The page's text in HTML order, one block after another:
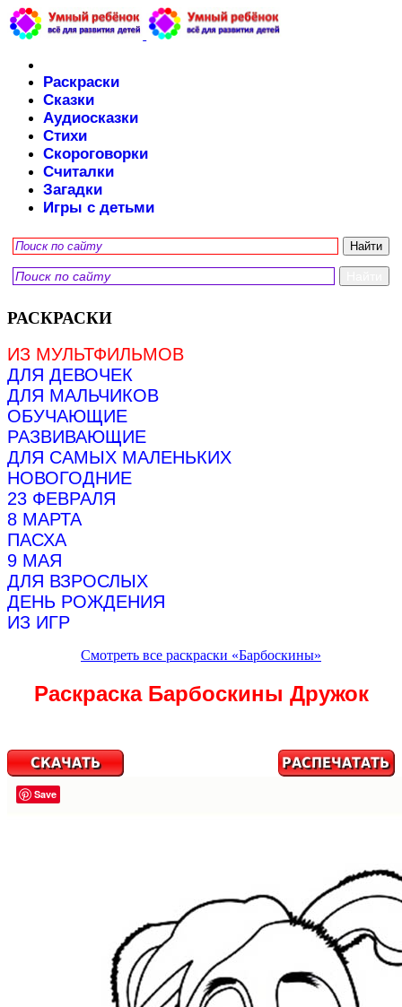
Раскраски
Сказки
Аудиосказки
Стихи
Скороговорки
Считалки
Загадки
Игры с детьми
РАСКРАСКИ
ИЗ МУЛЬТФИЛЬМОВ
ДЛЯ ДЕВОЧЕК
ДЛЯ МАЛЬЧИКОВ
ОБУЧАЮЩИЕ
РАЗВИВАЮЩИЕ
ДЛЯ САМЫХ МАЛЕНЬКИХ
НОВОГОДНИЕ
23 ФЕВРАЛЯ
8 МАРТА
ПАСХА
9 МАЯ
ДЛЯ ВЗРОСЛЫХ
ДЕНЬ РОЖДЕНИЯ
ИЗ ИГР
Смотреть все раскраски «Барбоскины»
Раскраска Барбоскины Дружок
Save